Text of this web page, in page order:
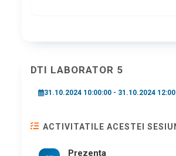
DTI LABORATOR 5
31.10.2024 10:00:00 - 31.10.2024
ACTIVITATILE ACESTEI
Prezenta